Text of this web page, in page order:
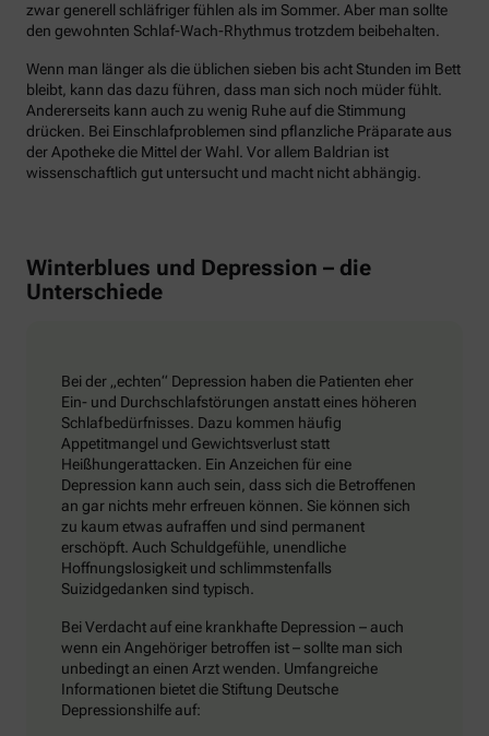
zwar generell schläfriger fühlen als im Sommer. Aber man sollte
den gewohnten Schlaf-Wach-Rhythmus trotzdem beibehalten.
Wenn man länger als die üblichen sieben bis acht Stunden im Bett
bleibt, kann das dazu führen, dass man sich noch müder fühlt.
Andererseits kann auch zu wenig Ruhe auf die Stimmung
drücken. Bei Einschlafproblemen sind pflanzliche Präparate aus
der Apotheke die Mittel der Wahl. Vor allem Baldrian ist
wissenschaftlich gut untersucht und macht nicht abhängig.
Winterblues und Depression – die
Unterschiede
Bei der „echten“ Depression haben die Patienten eher
Ein- und Durchschlafstörungen anstatt eines höheren
Schlafbedürfnisses. Dazu kommen häufig
Appetitmangel und Gewichtsverlust statt
Heißhungerattacken. Ein Anzeichen für eine
Depression kann auch sein, dass sich die Betroffenen
an gar nichts mehr erfreuen können. Sie können sich
zu kaum etwas aufraffen und sind permanent
erschöpft. Auch Schuldgefühle, unendliche
Hoffnungslosigkeit und schlimmstenfalls
Suizidgedanken sind typisch.
Bei Verdacht auf eine krankhafte Depression – auch
wenn ein Angehöriger betroffen ist – sollte man sich
unbedingt an einen Arzt wenden. Umfangreiche
Informationen bietet die Stiftung Deutsche
Depressionshilfe auf: